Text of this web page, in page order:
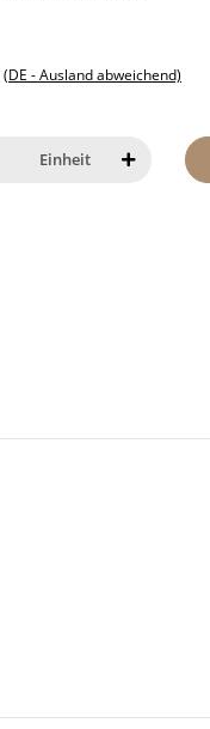
(DE - Ausland abweichend)
Einheit